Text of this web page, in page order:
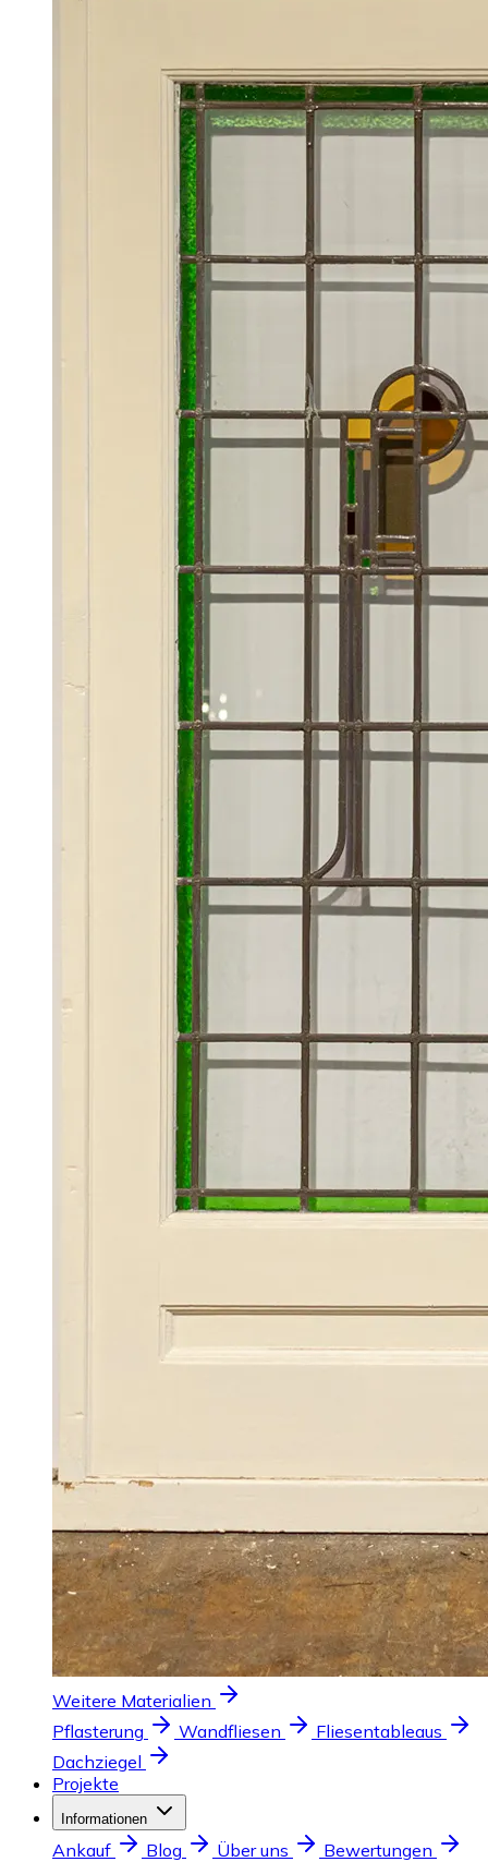
Weitere Materialien
Pflasterung
Wandfliesen
Fliesentableaus
Dachziegel
Projekte
Informationen
Ankauf Blog Über uns Bewertungen